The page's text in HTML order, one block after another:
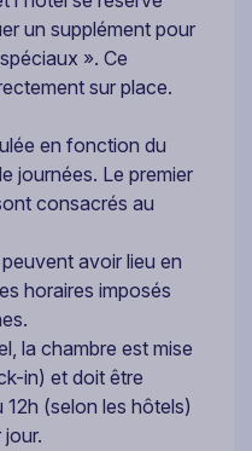
un supplément pour
». Ce
sur place.
en fonction du
journées. Le premier
consacrés au
avoir lieu en
horaires imposés
la chambre est mise
in) et doit être
12h (selon les hôtels)